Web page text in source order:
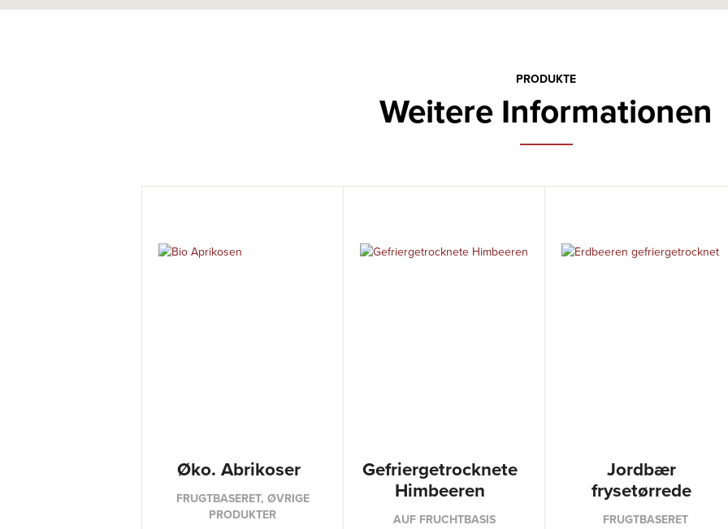
PRODUKTE
Weitere Informationen
Øko. Abrikoser
FRUGTBASERET, ØVRIGE
PRODUKTER
Gefriergetrocknete
Himbeeren
AUF FRUCHTBASIS
Jordbær
frysetørrede
FRUGTBASERET